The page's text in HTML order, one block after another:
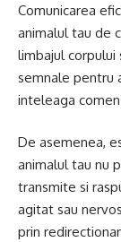
Comunicarea
animalul tau de
limbajul corpului
semnale pentru
inteleaga
De asemenea,
animalul tau nu
transmite si
agitat sau
prin